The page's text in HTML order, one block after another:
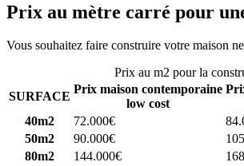
Prix au mètre carré pour
Vous souhaitez faire construire votre maison
Prix au m2 pour la
SURFACE
Prix maison contemporaine
low cost
40m2
72.000€
50m2
90.000€
80m2
144.000€